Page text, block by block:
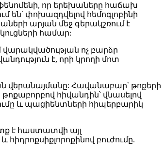
ֆենոմենի, որ երեխաները հաճախ
են՝ փոխազդվելով հեմոգլոբինի
արյան մեջ գերակշռում է
համար:
վարակվածության ոչ բարձր
է, որի կրողի մոտ
վերանայմանը: Հավանաբար՝ թոքերի
հիվանդին՝ վնասելով
և պացիենտների հիպերբարիկ
է հաստատվի այլ
բուժումը.